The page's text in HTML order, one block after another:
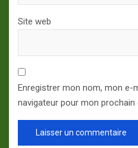
Site web
Enregistrer mon nom, mon e-
navigateur pour mon prochain